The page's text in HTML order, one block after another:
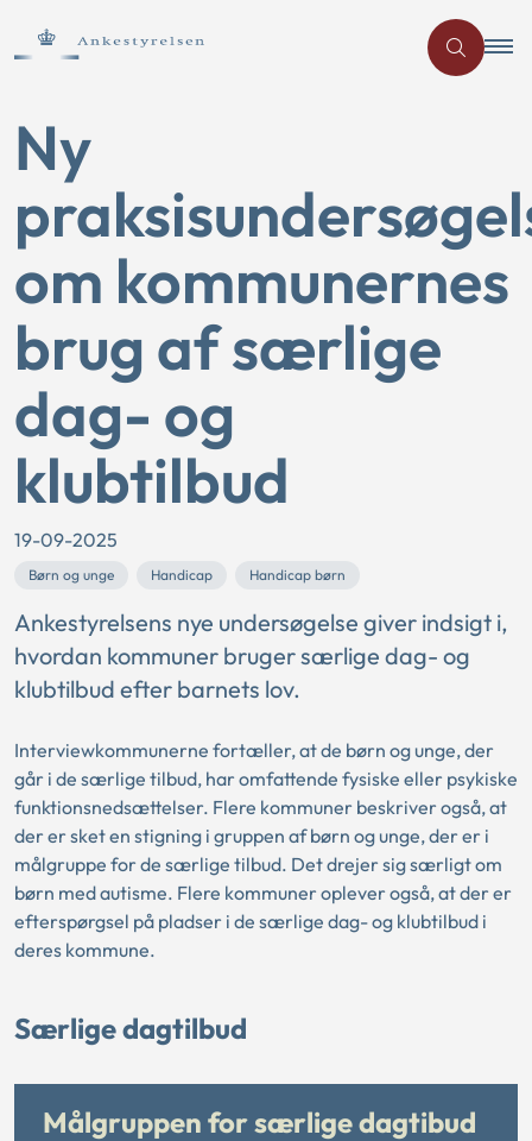
Ny
om kommunernes
brug af særlige
dag- og
klubtilbud
19-09-2025
Børn og unge Handicap Handicap børn
Ankestyrelsens nye undersøgelse giver indsigt i,
hvordan kommuner bruger særlige dag- og
klubtilbud efter barnets lov.
Interviewkommunerne fortæller, at de børn og unge, der
går i de særlige tilbud, har omfattende fysiske eller psykiske
funktionsnedsættelser. Flere kommuner beskriver også, at
der er sket en stigning i gruppen af børn og unge, der er i
målgruppe for de særlige tilbud. Det drejer sig særligt om
børn med autisme. Flere kommuner oplever også, at der er
efterspørgsel på pladser i de særlige dag- og klubtilbud i
deres kommune.
Særlige dagtilbud
Målgruppen for særlige dagtibud